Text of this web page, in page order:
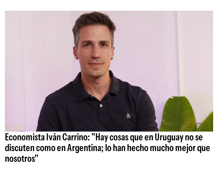
Economista Iván Carrino: "Hay cosas que en Uruguay no se
discuten como en Argentina; lo han hecho mucho mejor que
nosotros"